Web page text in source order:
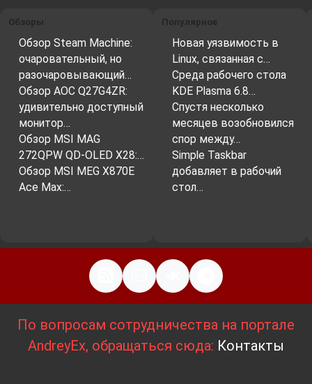
Обзоры
Обзор Steam Machine:
очаровательный, но
разочаровывающий…
Обзор AOC Q27G4ZR:
удивительно доступный
монитор…
Обзор MSI MAG
272QPW QD-OLED X28:…
Обзор MSI MEG X870E
Ace Max:…
Популярное
Новая уязвимость в
Linux, связанная с…
Среда рабочего стола
KDE Plasma 6.8…
Спустя несколько
месяцев возобновился
спор между…
Simple Taskbar
добавляет в рабочий
стол…
По вопросам сотрудничества на портале
AndreyEx, обращаться сюда: Контакты